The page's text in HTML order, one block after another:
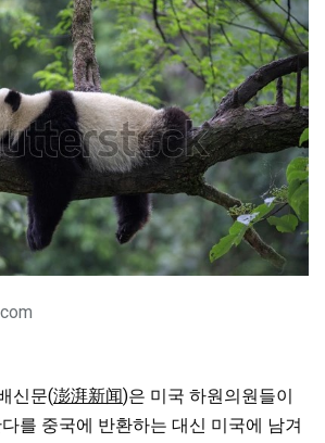
신문(澎湃新闻)은 미국 하원의원들이
를 중국에 반환하는 대신 미국에 남겨